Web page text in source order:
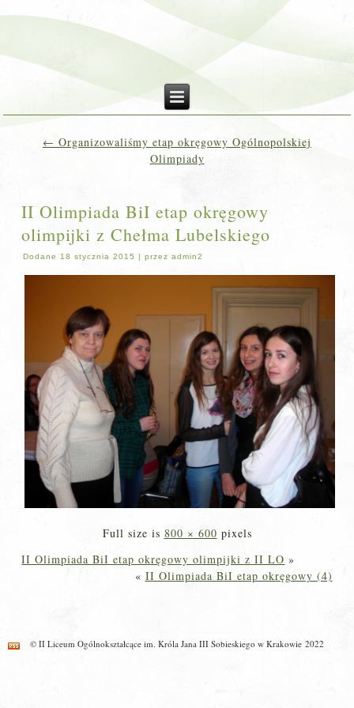
← Organizowaliśmy etap okręgowy Ogólnopolskiej
Olimpiady
II Olimpiada BiI etap okręgowy
olimpijki z Chełma Lubelskiego
Dodane 18 stycznia 2015 |przez admin2
Full size is 800 × 600 pixels
II Olimpiada BiI etap okręgowy olimpijki z II LO »
« II Olimpiada BiI etap okręgowy (4)
© II Liceum Ogólnokształcące im. Króla Jana III Sobieskiego w Krakowie 2022